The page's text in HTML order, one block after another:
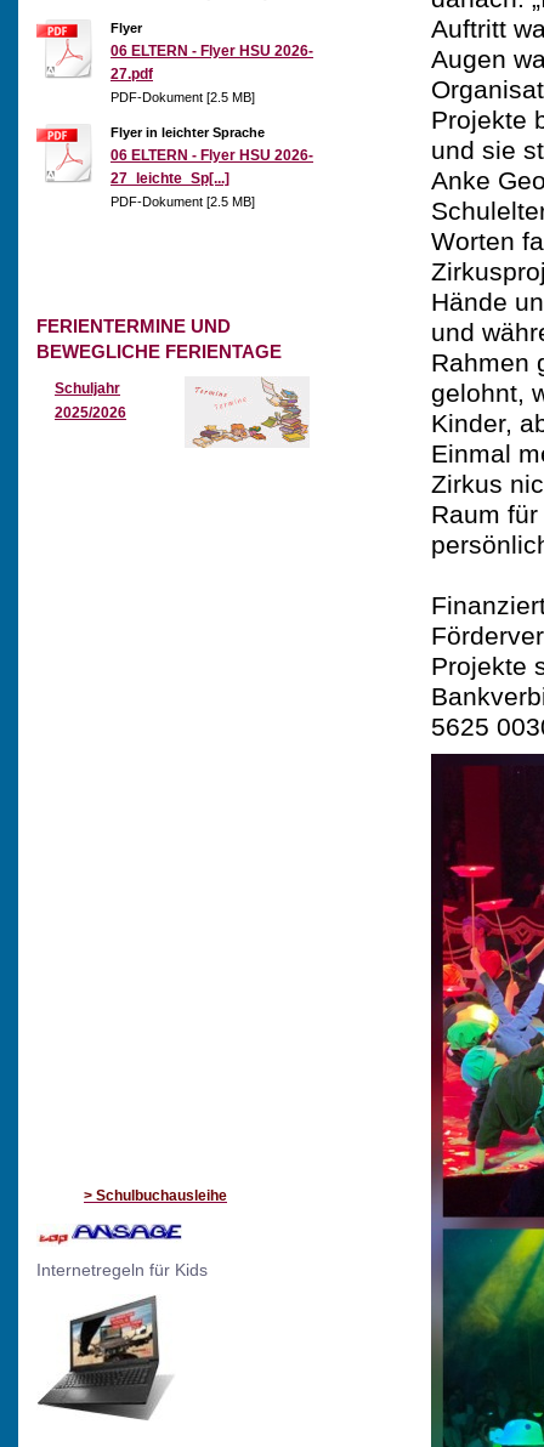
Flyer
06 ELTERN - Flyer HSU 2026-
27.pdf
PDF-Dokument [2.5 MB]
Flyer in leichter Sprache
06 ELTERN - Flyer HSU 2026-
27_leichte_Sp[...]
PDF-Dokument [2.5 MB]
FERIENTERMINE UND
BEWEGLICHE FERIENTAGE
Schuljahr
2025/2026
> Schulbuchausleihe
Internetregeln für Kids
Auftritt
Augen
Projekte
und sie
Anke
Worten
Hände
und
Rahmen
gelohnt,
Kinder,
Einmal
Zirkus
Raum
Projekte
5625